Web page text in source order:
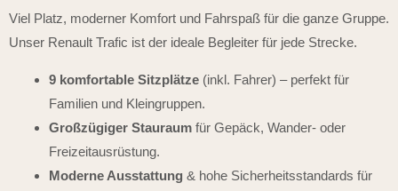
Viel Platz, moderner Komfort und Fahrspaß für die ganze Gruppe.
Unser Renault Trafic ist der ideale Begleiter für jede Strecke.
9 komfortable Sitzplätze (inkl. Fahrer) – perfekt für
Familien und Kleingruppen.
Großzügiger Stauraum für Gepäck, Wander- oder
Freizeitausrüstung.
Moderne Ausstattung & hohe Sicherheitsstandards für